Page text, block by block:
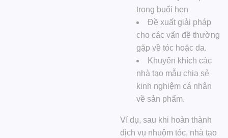
trong buổi hẹn
Đề xuất giải pháp
cho các vấn đề thường
gặp về tóc hoặc da.
Khuyến khích các
nhà tạo mẫu chia sẻ
kinh nghiệm cá nhân
về sản phẩm.
Ví dụ, sau khi hoàn thành
dịch vụ nhuộm tóc, nhà tạo